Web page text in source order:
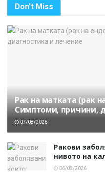
Don't Miss
Рак на матката (рак
Симптоми, причини,
07/08/2026
Ракови
нивото на
06/08/2026